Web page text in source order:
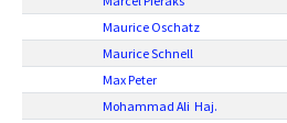
Maurice Oschatz
Maurice Schnell
Max Peter
Mohammad Ali Haj.